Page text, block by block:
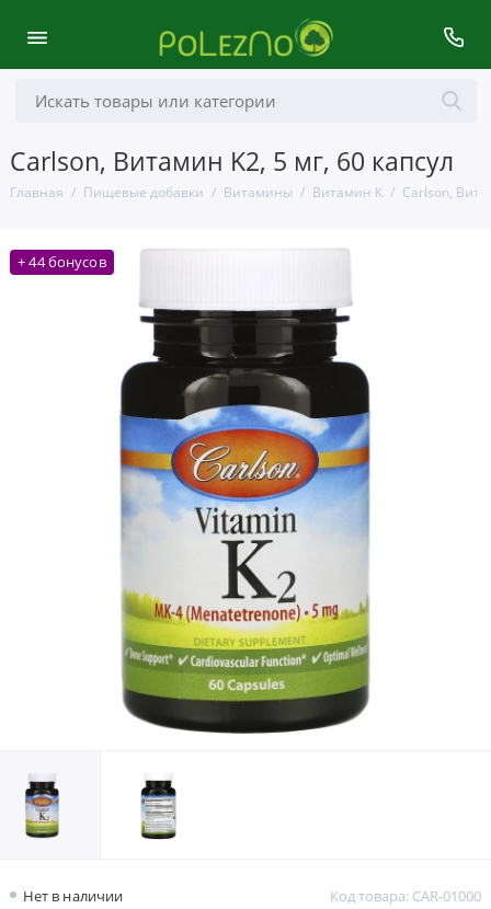
Carlson, Витамин K2, 5 мг, 60 капсул
Главная Пищевые добавки Витамины Витамин К Carlson,
+ 44 бонусов
Нет в наличии Код товара: CAR-01000